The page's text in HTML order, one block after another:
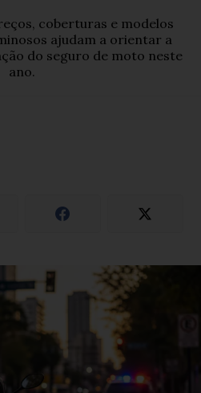
coberturas e modelos
ajudam a orientar a
do seguro de moto neste
ano.